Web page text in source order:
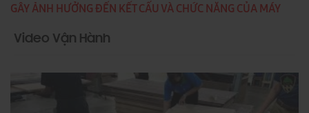
GÂY ẢNH HƯỞNG ĐẾN KẾT CẤU VÀ CHỨC NĂNG CỦA MÁY
Video Vận Hành